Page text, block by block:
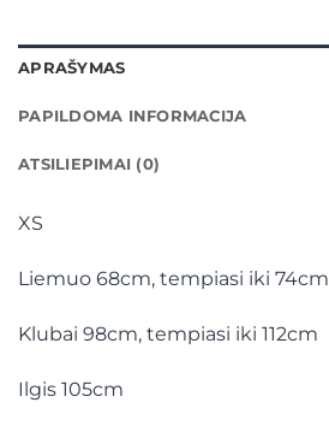
APRAŠYMAS
PAPILDOMA INFORMACIJA
ATSILIEPIMAI (0)
XS
Liemuo 68cm, tempiasi iki 74cm
Klubai 98cm, tempiasi iki 112cm
Ilgis 105cm